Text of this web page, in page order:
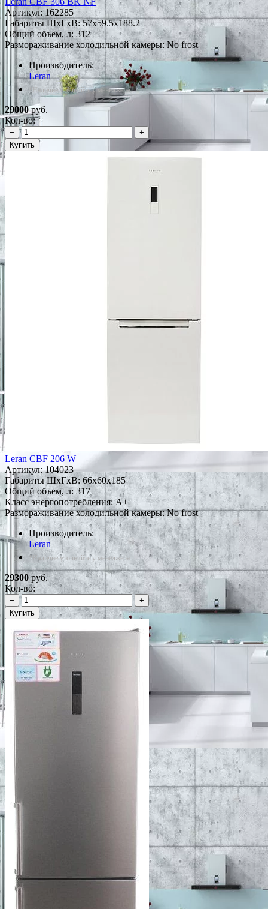
Артикул:162285
Габариты ШxГxВ: 57x59.5x188.2
Общий объем, л: 312
Размораживание холодильной камеры: No frost
Производитель:
Leran
*Наличие уточняйте у менеджера
29000руб.
Кол-во:
−
+
Купить
Leran CBF 206 W
Артикул:104023
Габариты ШxГxВ: 66x60x185
Общий объем, л: 317
Класс энергопотребления: A+
Размораживание холодильной камеры: No frost
Производитель:
Leran
*Наличие уточняйте у менеджера
29300руб.
Кол-во:
−
+
Купить